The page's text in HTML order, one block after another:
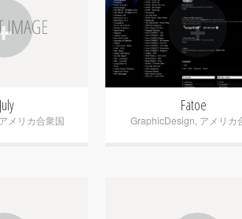
アメリカ合衆国
+
Fatoe
GraphicDesign アメリカ